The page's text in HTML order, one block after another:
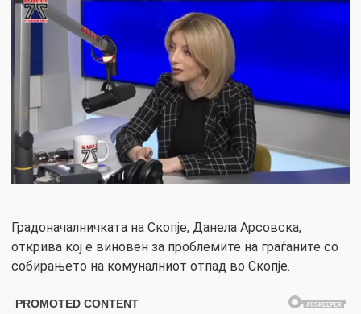
Градоначалничката на Скопје, Данела Арсовска,
открива кој е виновен за проблемите на граѓаните со
собирањето на комуналниот отпад во Скопје.